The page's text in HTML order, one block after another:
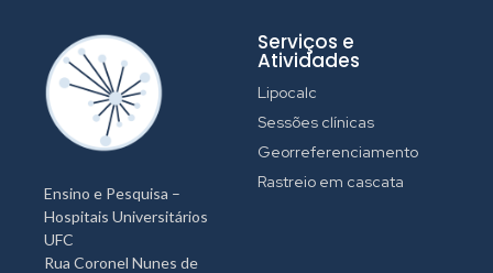
Ensino e Pesquisa –
Hospitais Universitários
UFC
Rua Coronel Nunes de
Serviços e
Atividades
Lipocalc
Sessões clínicas
Georreferenciamento
Rastreio em cascata